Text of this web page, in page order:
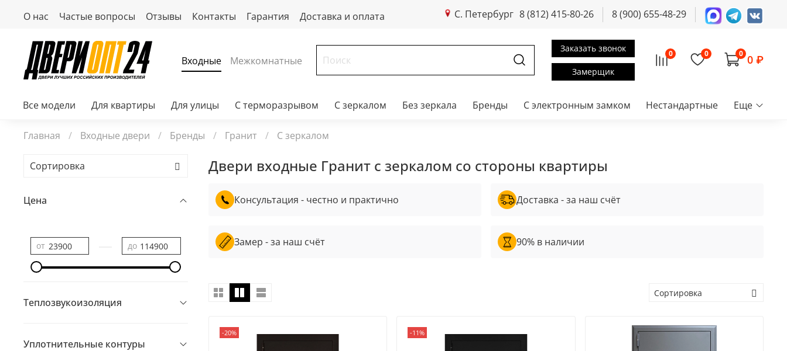
О нас Частые вопросы Отзывы Контакты Гарантия Доставка и оплата С. Петербург 8 (812) 415-80-26 8 (900) 655-48-29
Входные Межкомнатные
Заказать звонок
Замерщик
0 0 0 0 ₽
Все модели Для квартиры Для улицы С терморазрывом С зеркалом Без зеркала Бренды С электронным замком Нестандартные Еще
Главная Входные двери Бренды Гранит С зеркалом
Двери входные Гранит c зеркалом со стороны квартиры
Консультация - честно и практично
Замер - за наш счёт
Доставка - за наш счёт
90% в наличии
-20% -11%
Цена
от до
Теплозвукоизоляция
Уплотнительные контуры